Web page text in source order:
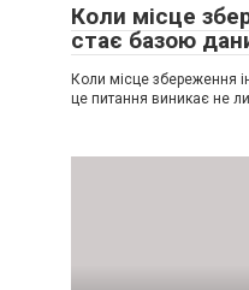
Коли місце
стає базою
Коли місце збереження
це питання виникає не